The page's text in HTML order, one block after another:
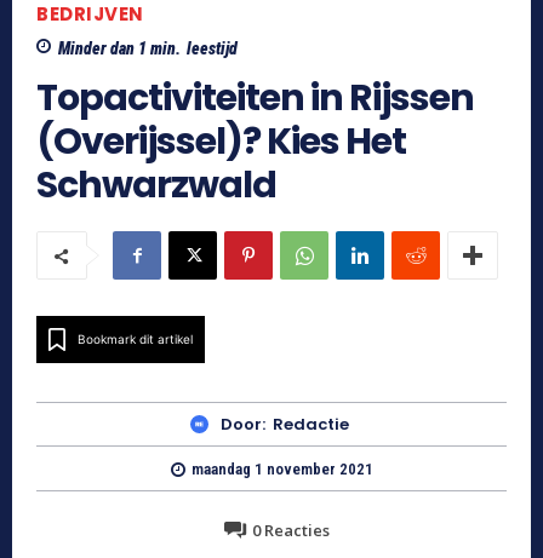
BEDRIJVEN
Minder dan 1 min. leestijd
Topactiviteiten in Rijssen
(Overijssel)? Kies Het
Schwarzwald
Bookmark dit artikel
Door: Redactie
maandag 1 november 2021
0Reacties